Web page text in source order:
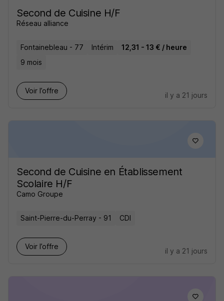
Second de Cuisine H/F
Réseau alliance
Fontainebleau - 77 Intérim
12,31 - 13 € / heure
9 mois
Voir l’offre
il y a 21 jours
Second de Cuisine en Établissement
Scolaire H/F
Camo Groupe
Saint-Pierre-du-Perray - 91 CDI
Voir l’offre
il y a 21 jours